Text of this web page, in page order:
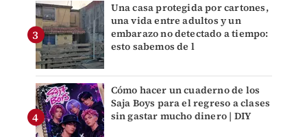
Una casa protegida por cartones,
una vida entre adultos y un
embarazo no detectado a tiempo:
esto sabemos de l
Cómo hacer un cuaderno de los
Saja Boys para el regreso a clases
sin gastar mucho dinero | DIY